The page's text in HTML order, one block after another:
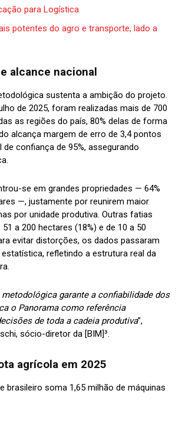
para Logística
potentes do agro e transporte, lado a
alcance nacional
sustenta a ambição do projeto.
de 2025, foram realizadas mais de 700
as regiões do país, 80% delas de forma
alcança margem de erro de 3,4 pontos
de confiança de 95%, assegurando
se em grandes propriedades — 64%
—, justamente por reunirem maior
por unidade produtiva. Outras fatias
a 200 hectares (18%) e de 10 a 50
evitar distorções, os dados passaram
refletindo a estrutura real da
garante a confiabilidade dos
o Panorama como referência
de toda a cadeia produtiva”,
sócio-diretor da [BIM]³.
agrícola em 2025
brasileiro soma 1,65 milhão de máquinas